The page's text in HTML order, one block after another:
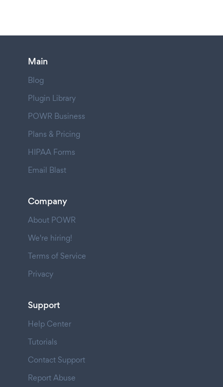
Main
Blog
Plugin Library
POWR Business
Plans & Pricing
HIPAA Forms
Email Blast
Company
About POWR
We're hiring!
Terms of Service
Privacy
Support
Help Center
Tutorials
Contact Support
Report Abuse